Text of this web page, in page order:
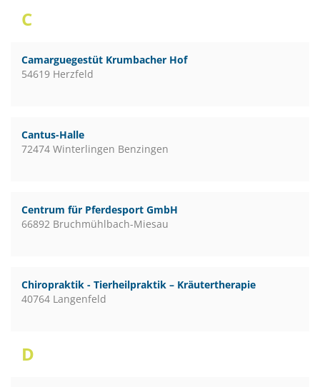
C
Camarguegestüt Krumbacher Hof
54619 Herzfeld
Cantus-Halle
72474 Winterlingen Benzingen
Centrum für Pferdesport GmbH
66892 Bruchmühlbach-Miesau
Chiropraktik - Tierheilpraktik – Kräutertherapie
40764 Langenfeld
D